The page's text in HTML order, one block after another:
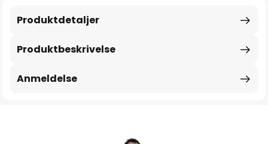
Produktbeskrivelse
Produktdetaljer
Anmeldelse